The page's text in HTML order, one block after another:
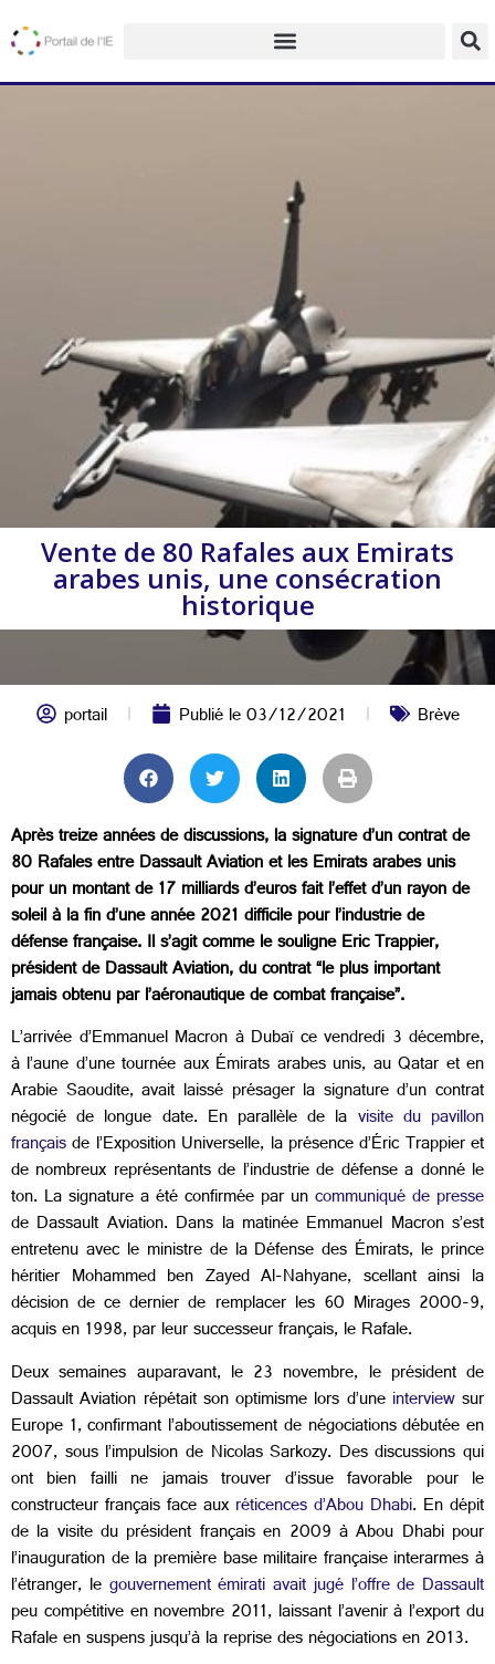
Vente de 80 Rafales aux Emirats
arabes unis, une consécration
historique
portail Publié le03/12/2021 Brève
Après treize années de discussions, la signature d’un contrat de
80 Rafales entre Dassault Aviation et les Emirats arabes unis
pour un montant de 17 milliards d’euros fait l’effet d’un rayon de
soleil à la fin d’une année 2021 difficile pour l’industrie de
défense française. Il s’agit comme le souligne Eric Trappier,
président de Dassault Aviation, du contrat “le plus important
jamais obtenu par l’aéronautique de combat française”.
L’arrivée d’Emmanuel Macron à Dubaï ce vendredi 3 décembre,
à l’aune d’une tournée aux Émirats arabes unis, au Qatar et en
Arabie Saoudite, avait laissé présager la signature d’un contrat
négocié de longue date. En parallèle de la visite du pavillon
françaisde l’Exposition Universelle, la présence d’Éric Trappier et
de nombreux représentants de l’industrie de défense a donné le
ton. La signature a été confirmée par uncommuniqué de presse
de Dassault Aviation. Dans la matinée Emmanuel Macron s’est
entretenu avec le ministre de la Défense des Émirats, le prince
héritier Mohammed ben Zayed Al-Nahyane, scellant ainsi la
décision de ce dernier de remplacer les 60 Mirages 2000-9,
acquis en 1998, par leur successeur français, le Rafale.
Deux semaines auparavant, le 23 novembre, le président de
Dassault Aviation répétait son optimisme lors d’une interviewsur
Europe 1, confirmant l’aboutissement de négociations débutée en
2007, sous l’impulsion de Nicolas Sarkozy. Des discussions qui
ont bien failli ne jamais trouver d’issue favorable pour le
constructeur français face aux réticences d’Abou Dhabi. En dépit
de la visite du président français en 2009 à Abou Dhabi pour
l’inauguration de la première base militaire française interarmes à
l’étranger, legouvernement émirati avait jugé l’offre de Dassault
peu compétitive en novembre 2011, laissant l’avenir à l’export du
Rafale en suspens jusqu’à la reprise des négociations en 2013.